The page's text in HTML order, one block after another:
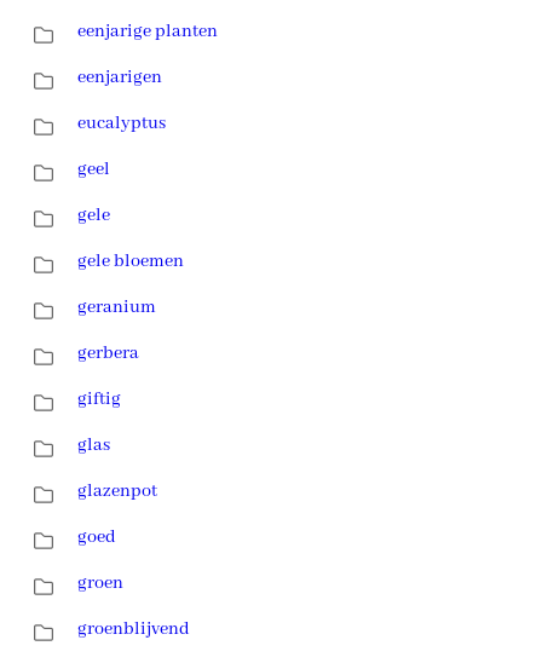
eenjarige planten
eenjarigen
eucalyptus
geel
gele
gele bloemen
geranium
gerbera
giftig
glas
glazenpot
goed
groen
groenblijvend